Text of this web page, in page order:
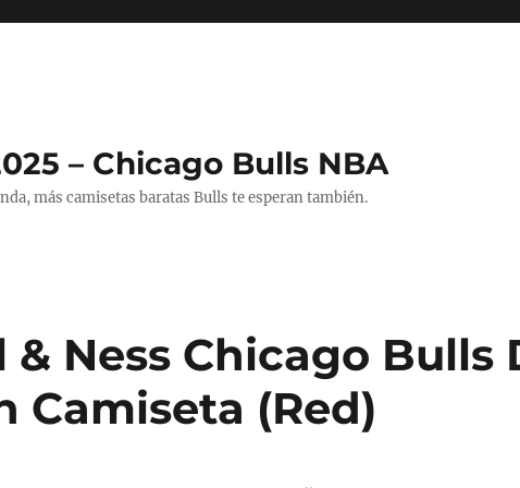
– Chicago Bulls NBA
más camisetas baratas Bulls te esperan también.
Ness Chicago Bulls
Camiseta (Red)